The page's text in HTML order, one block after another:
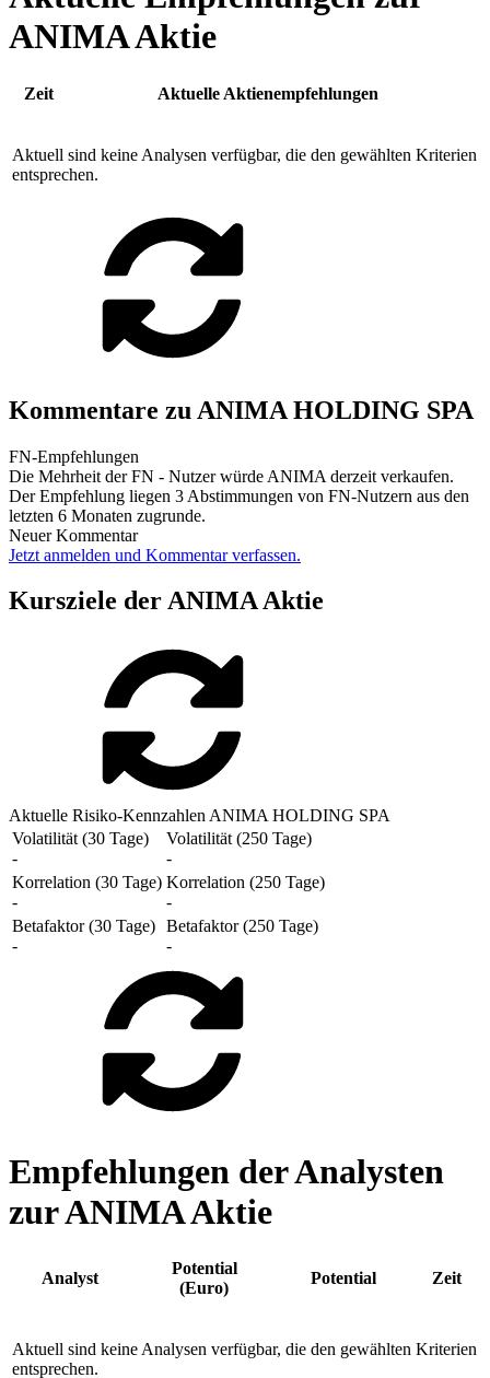
ANIMA Aktie
Zeit Aktuelle Aktienempfehlungen
Aktuell sind keine Analysen verfügbar, die den gewählten Kriterien
entsprechen.
Kommentare zu ANIMA HOLDING SPA
FN-Empfehlungen
Die Mehrheit der FN - Nutzer würde ANIMA derzeit verkaufen.
Der Empfehlung liegen 3 Abstimmungen von FN-Nutzern aus den
letzten 6 Monaten zugrunde.
Neuer Kommentar
Jetzt anmelden und Kommentar verfassen.
Kursziele der ANIMA Aktie
Aktuelle Risiko-Kennzahlen ANIMA HOLDING SPA
Volatilität (30 Tage)
-
Volatilität (250 Tage)
-
Korrelation (30 Tage)
-
Korrelation (250 Tage)
-
Betafaktor (30 Tage)
-
Betafaktor (250 Tage)
-
Empfehlungen der Analysten
zur ANIMA Aktie
Analyst
Potential
(Euro)
Potential Zeit
Aktuell sind keine Analysen verfügbar, die den gewählten Kriterien
entsprechen.